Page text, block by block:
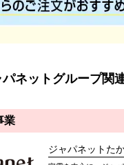
パネットグループ関
業
ジャパネットた